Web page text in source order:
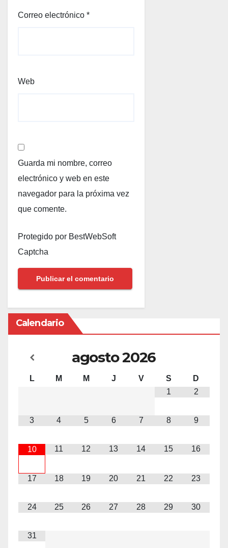
Correo electrónico *
Web
Guarda mi nombre, correo
electrónico y web en este
navegador para la próxima vez
que comente.
Protegido por BestWebSoft
Captcha
Calendario
agosto2026
L M M J V S
D
1
2
3 4 5 6 7 8 9
10 11 12 13 14 15 16
17 18 19 20 21 22 23
24 25 26 27 28 29 30
31